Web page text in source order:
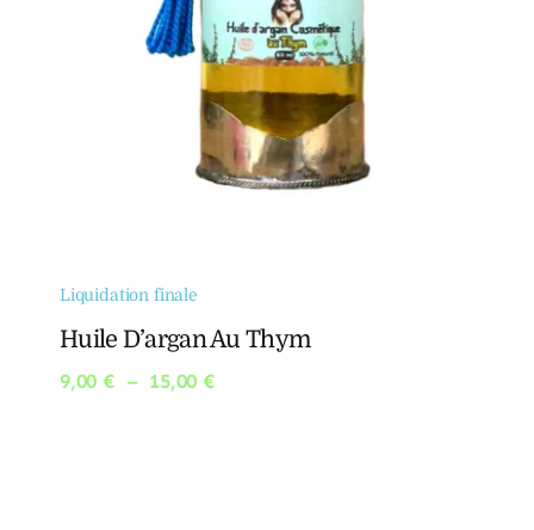
Liquidation finale
Huile D’argan Au Thym
9,00€ – 15,00€Plage